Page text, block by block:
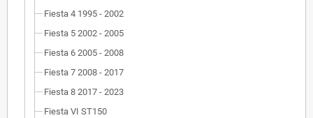
Fiesta 4 1995 - 2002
Fiesta 5 2002 - 2005
Fiesta 6 2005 - 2008
Fiesta 7 2008 - 2017
Fiesta 8 2017 - 2023
Fiesta VI ST150